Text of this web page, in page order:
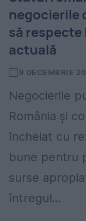
negocierile
să
actuală
9 DECEMBRIE
Negocierile
România și
încheiat cu
bune pentru
surse
întregul...